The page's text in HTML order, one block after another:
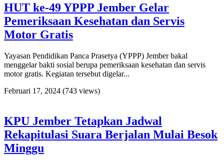
HUT ke-49 YPPP Jember Gelar
Pemeriksaan Kesehatan dan Servis
Motor Gratis
Yayasan Pendidikan Panca Prasetya (YPPP) Jember bakal
menggelar bakti sosial berupa pemeriksaan kesehatan dan servis
motor gratis. Kegiatan tersebut digelar...
Februari 17, 2024 (743 views)
KPU Jember Tetapkan Jadwal
Rekapitulasi Suara Berjalan Mulai Besok
Minggu